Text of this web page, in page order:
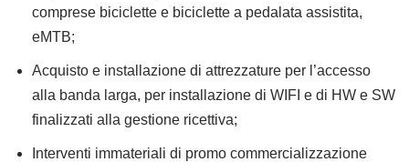
comprese biciclette e biciclette a pedalata assistita,
eMTB;
Acquisto e installazione di attrezzature per l’accesso
alla banda larga, per installazione di WIFI e di HW e SW
finalizzati alla gestione ricettiva;
Interventi immateriali di promo commercializzazione